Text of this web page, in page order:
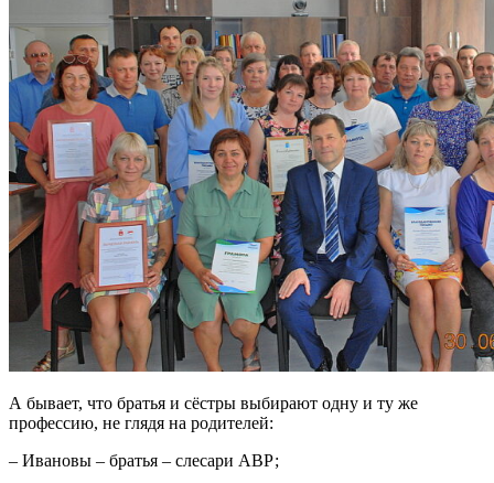
А бывает, что братья и сёстры выбирают одну и ту же
профессию, не глядя на родителей:
– Ивановы – братья – слесари АВР;